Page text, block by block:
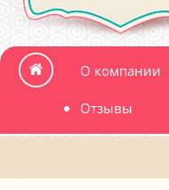
О компании
Отзывы